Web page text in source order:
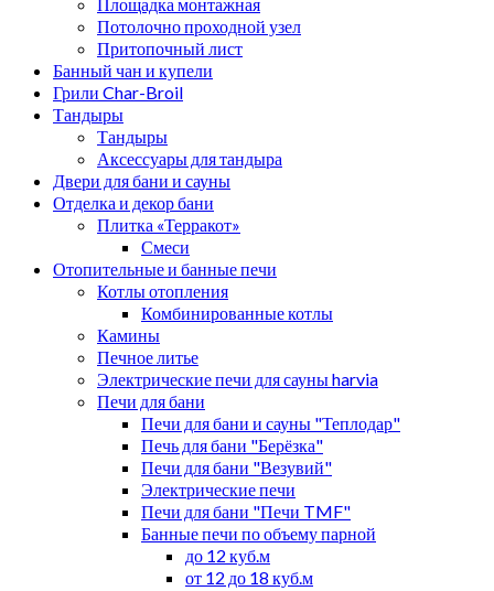
Потолочно проходной узел
Притопочный лист
Банный чан и купели
Грили Char-Broil
Тандыры
Тандыры
Аксессуары для тандыра
Двери для бани и сауны
Отделка и декор бани
Плитка «Терракот»
Смеси
Отопительные и банные печи
Котлы отопления
Комбинированные котлы
Камины
Печное литье
Электрические печи для сауны harvia
Печи для бани
Печи для бани и сауны "Теплодар"
Печь для бани "Берёзка"
Печи для бани "Везувий"
Электрические печи
Печи для бани "Печи TMF"
Банные печи по объему парной
до 12 куб.м
от 12 до 18 куб.м